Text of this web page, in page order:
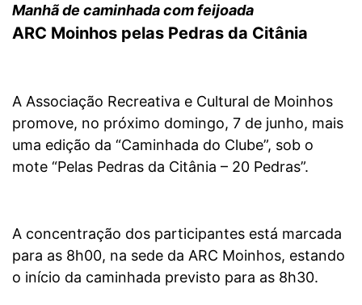
Manhã de caminhada com feijoada
ARC Moinhos pelas Pedras da Citânia
A Associação Recreativa e Cultural de Moinhos
promove, no próximo domingo, 7 de junho, mais
uma edição da “Caminhada do Clube”, sob o
mote “Pelas Pedras da Citânia – 20 Pedras”.
A concentração dos participantes está marcada
para as 8h00, na sede da ARC Moinhos, estando
o início da caminhada previsto para as 8h30.